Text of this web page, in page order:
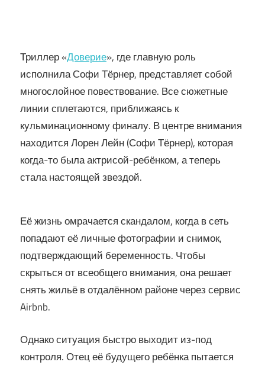
Триллер «Доверие», где главную роль
исполнила Софи Тёрнер, представляет собой
многослойное повествование. Все сюжетные
линии сплетаются, приближаясь к
кульминационному финалу. В центре внимания
находится Лорен Лейн (Софи Тёрнер), которая
когда-то была актрисой-ребёнком, а теперь
стала настоящей звездой.
Её жизнь омрачается скандалом, когда в сеть
попадают её личные фотографии и снимок,
подтверждающий беременность. Чтобы
скрыться от всеобщего внимания, она решает
снять жильё в отдалённом районе через сервис
Airbnb.
Однако ситуация быстро выходит из-под
контроля. Отец её будущего ребёнка пытается